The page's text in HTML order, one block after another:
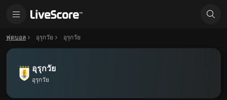
ฟุตบอล อุรุกวัย อุรุกวัย
อุรุกวัย
อุรุกวัย